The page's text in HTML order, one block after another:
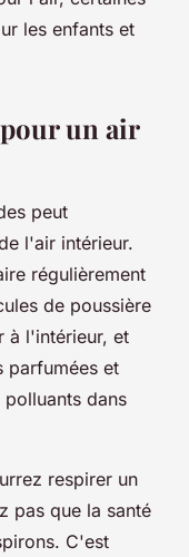
les enfants et
un air
peut
l'air intérieur.
régulièrement
de poussière
à l'intérieur, et
parfumées et
dans
respirer un
pas que la santé
C'est